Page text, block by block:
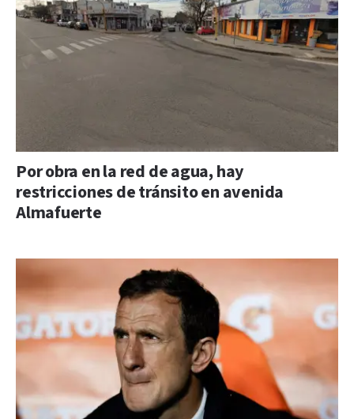
Por obra en la red de agua, hay
restricciones de tránsito en avenida
Almafuerte